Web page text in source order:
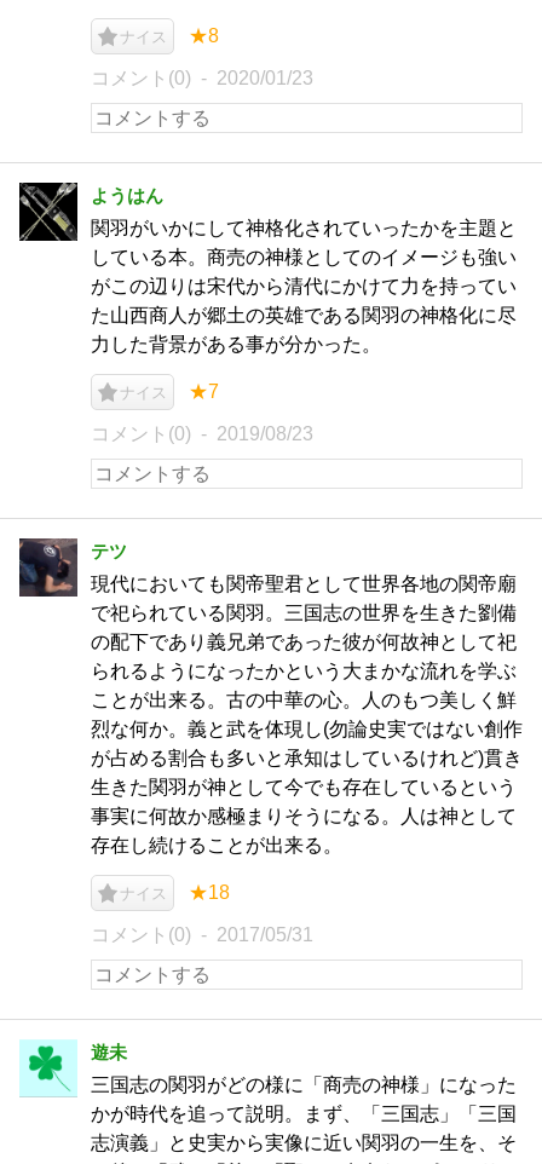
ナイス ★8
コメント(0) 2020/01/23
ようはん
関羽がいかにして神格化されていったかを主題と
している本。商売の神様としてのイメージも強い
がこの辺りは宋代から清代にかけて力を持ってい
た山西商人が郷土の英雄である関羽の神格化に尽
力した背景がある事が分かった。
ナイス ★7
コメント(0) 2019/08/23
テツ
現代においても関帝聖君として世界各地の関帝廟
で祀られている関羽。三国志の世界を生きた劉備
の配下であり義兄弟であった彼が何故神として祀
られるようになったかという大まかな流れを学ぶ
ことが出来る。古の中華の心。人のもつ美しく鮮
烈な何か。義と武を体現し(勿論史実ではない創作
が占める割合も多いと承知はしているけれど)貫き
生きた関羽が神として今でも存在しているという
事実に何故か感極まりそうになる。人は神として
存在し続けることが出来る。
ナイス ★18
コメント(0) 2017/05/31
遊未
三国志の関羽がどの様に「商売の神様」になった
かが時代を追って説明。まず、「三国志」「三国
志演義」と史実から実像に近い関羽の一生を、そ